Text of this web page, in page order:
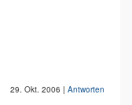
29. Okt. 2006 | Antworten